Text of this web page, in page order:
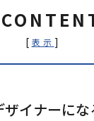
[ 表示 ]
イナーにな